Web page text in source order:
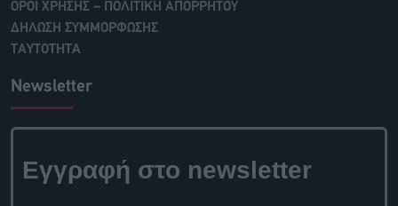
ΟΡΟΙ ΧΡΗΣΗΣ – ΠΟΛΙΤΙΚΗ ΑΠΟΡΡΗΤΟΥ
ΔΗΛΩΣΗ ΣΥΜΜΟΡΦΩΣΗΣ
ΤΑΥΤΟΤΗΤΑ
Newsletter
Εγγραφή στο newsletter